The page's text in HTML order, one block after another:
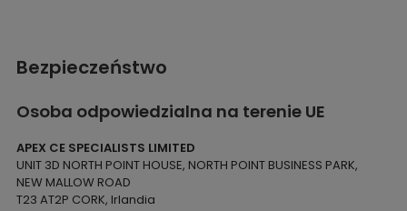
Bezpieczeństwo
Osoba odpowiedzialna na terenie UE
APEX CE SPECIALISTS LIMITED
UNIT 3D NORTH POINT HOUSE, NORTH POINT BUSINESS PARK,
NEW MALLOW ROAD
T23 AT2P CORK, Irlandia